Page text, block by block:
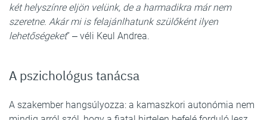
két helyszínre eljön velünk, de a harmadikra már nem
szeretne. Akár mi is felajánlhatunk szülőként ilyen
lehetőségeket” ‒ véli Keul Andrea.
A pszichológus tanácsa
A szakember hangsúlyozza: a kamaszkori autonómia nem